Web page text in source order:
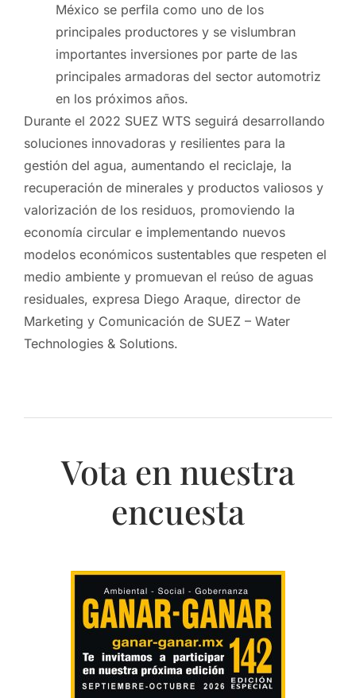
México se perfila como uno de los
principales productores y se vislumbran
importantes inversiones por parte de las
principales armadoras del sector automotriz
en los próximos años.
Durante el 2022 SUEZ WTS seguirá desarrollando
soluciones innovadoras y resilientes para la
gestión del agua, aumentando el reciclaje, la
recuperación de minerales y productos valiosos y
valorización de los residuos, promoviendo la
economía circular e implementando nuevos
modelos económicos sustentables que respeten el
medio ambiente y promuevan el reúso de aguas
residuales, expresa Diego Araque, director de
Marketing y Comunicación de SUEZ – Water
Technologies & Solutions.
Vota en nuestra
encuesta